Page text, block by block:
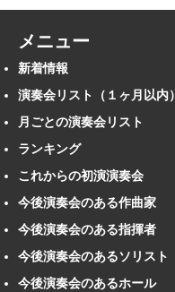
メニュー
新着情報
演奏会リスト（１ヶ月以内）
月ごとの演奏会リスト
ランキング
これからの初演演奏会
今後演奏会のある作曲家
今後演奏会のある指揮者
今後演奏会のあるソリスト
今後演奏会のあるホール